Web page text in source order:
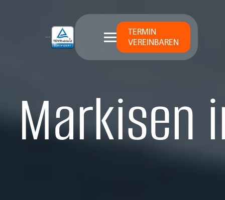
TERMIN
VEREINBAREN
Markisen